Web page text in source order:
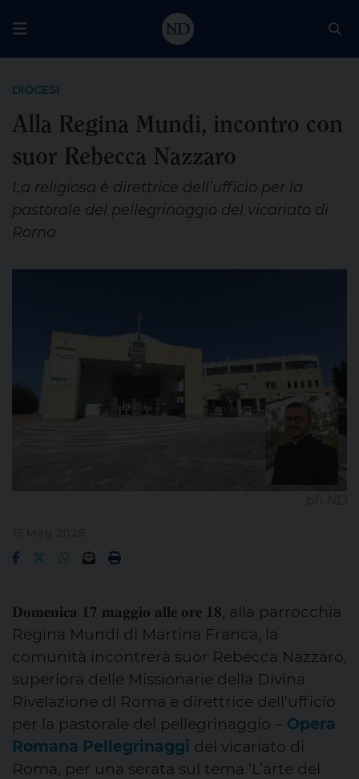
DIOCESI
Alla Regina Mundi, incontro con
suor Rebecca Nazzaro
La religiosa è direttrice dell’ufficio per la
pastorale del pellegrinaggio del vicariato di
Roma
𝐃𝐨𝐦𝐞𝐧𝐢𝐜𝐚 𝟏𝟕 𝐦𝐚𝐠𝐠𝐢𝐨 𝐚𝐥𝐥𝐞 𝐨𝐫𝐞 𝟏𝟖, alla parrocchia
Regina Mundi di Martina Franca, la
comunità incontrerà suor Rebecca Nazzaro,
superiora delle Missionarie della Divina
Rivelazione di Roma e direttrice dell’ufficio
per la pastorale del pellegrinaggio – Opera
Romana Pellegrinaggi del vicariato di
Roma, per una serata sul tema ‘L’arte del